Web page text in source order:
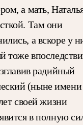
а мать,
Там они
а вскоре у
тоже
радийный
(ныне имени
своей жизни
в полную